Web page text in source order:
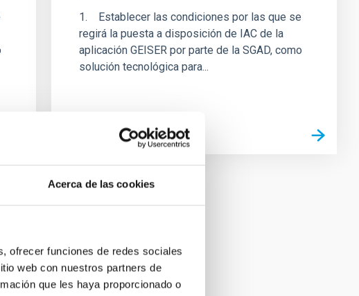
Acerca de las cookies
ofrecer funciones de redes sociales
web con nuestros partners de
que les haya proporcionado o
1. Establecer las condiciones por las que se
regirá la puesta a disposición de IAC de la
aplicación GEISER por parte de la SGAD, como
solución tecnológica para...